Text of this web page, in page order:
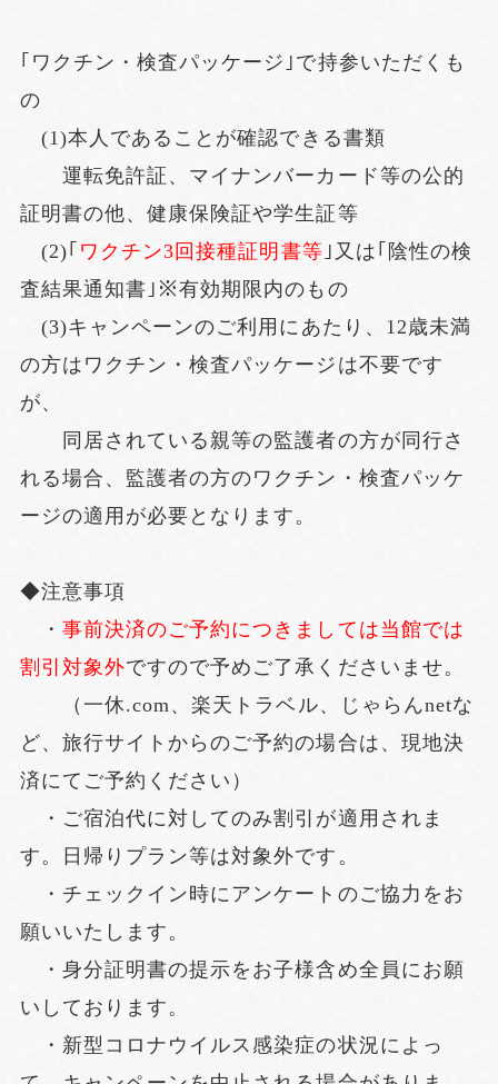
｢ワクチン・検査パッケージ｣で持参いただくも
の
(1)本人であることが確認できる書類
運転免許証、マイナンバーカード等の公的
証明書の他、健康保険証や学生証等
(2)｢ ワクチン3回接種証明書等 ｣又は｢陰性の検
査結果通知書｣※有効期限内のもの
(3)キャンペーンのご利用にあたり、12歳未満
の方はワクチン・検査パッケージは不要です
が、
同居されている親等の監護者の方が同行さ
れる場合、監護者の方のワクチン・検査パッケ
ージの適用が必要となります。
◆注意事項
・事前決済のご予約につきましては当館では
割引対象外ですので予めご了承くださいませ。
（一休.com、楽天トラベル、じゃらんnetな
ど、旅行サイトからのご予約の場合は、現地決
済にてご予約ください）
・ご宿泊代に対してのみ割引が適用されま
す。日帰りプラン等は対象外です。
・チェックイン時にアンケートのご協力をお
願いいたします。
・身分証明書の提示をお子様含め全員にお願
いしております。
・新型コロナウイルス感染症の状況によっ